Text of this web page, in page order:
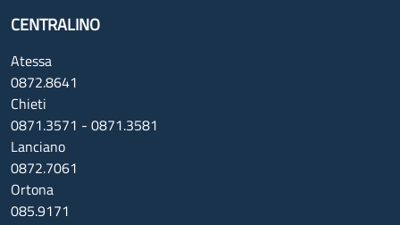
CENTRALINO
Atessa
0872.8641
Chieti
0871.3571 - 0871.3581
Lanciano
0872.7061
Ortona
085.9171